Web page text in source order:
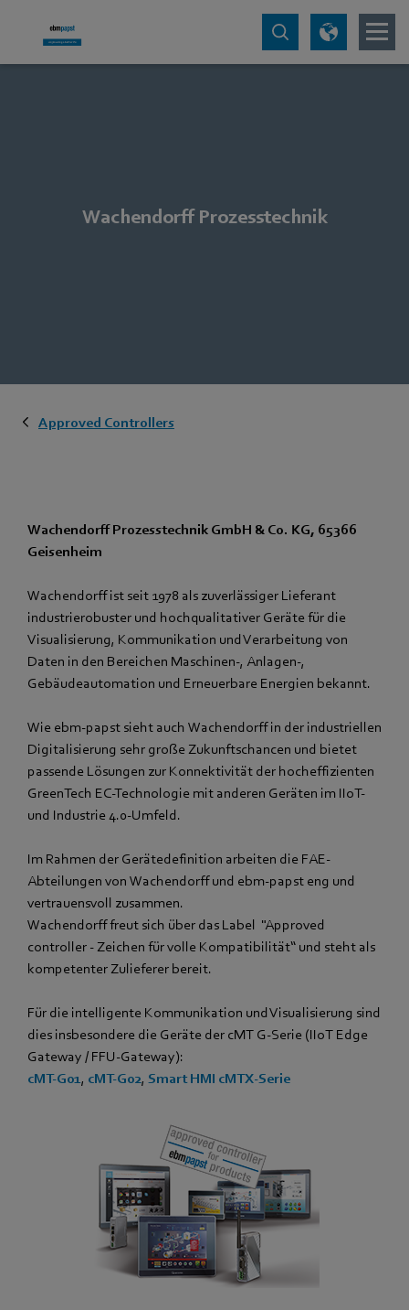
Wachendorff Prozesstechnik
Approved Controllers
Wachendorff Prozesstechnik GmbH & Co. KG, 65366
Geisenheim
Wachendorff ist seit 1978 als zuverlässiger Lieferant
industrierobuster und hochqualitativer Geräte für die
Visualisierung, Kommunikation und Verarbeitung von
Daten in den Bereichen Maschinen-, Anlagen-,
Gebäudeautomation und Erneuerbare Energien bekannt.
Wie ebm‑papst sieht auch Wachendorff in der industriellen
Digitalisierung sehr große Zukunftschancen und bietet
passende Lösungen zur Konnektivität der hocheffizienten
GreenTech EC-Technologie mit anderen Geräten im IIoT-
und Industrie 4.0-Umfeld.
Im Rahmen der Gerätedefinition arbeiten die FAE-
Abteilungen von Wachendorff und ebm‑papst eng und
vertrauensvoll zusammen.
Wachendorff freut sich über das Label "Approved
controller - Zeichen für volle Kompatibilität“ und steht als
kompetenter Zulieferer bereit.
Für die intelligente Kommunikation und Visualisierung sind
dies insbesondere die Geräte der cMT G-Serie (IIoT Edge
Gateway / FFU-Gateway):
cMT-G01 , cMT-G02, Smart HMI cMTX-Serie